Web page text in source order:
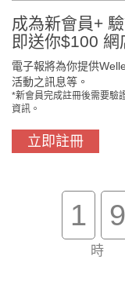
成為新會員+
即送你$100 網
電子報將為你提供
活動之訊息等。
*新會員完成註冊後需要驗
資訊。
立即註冊
1 9
時